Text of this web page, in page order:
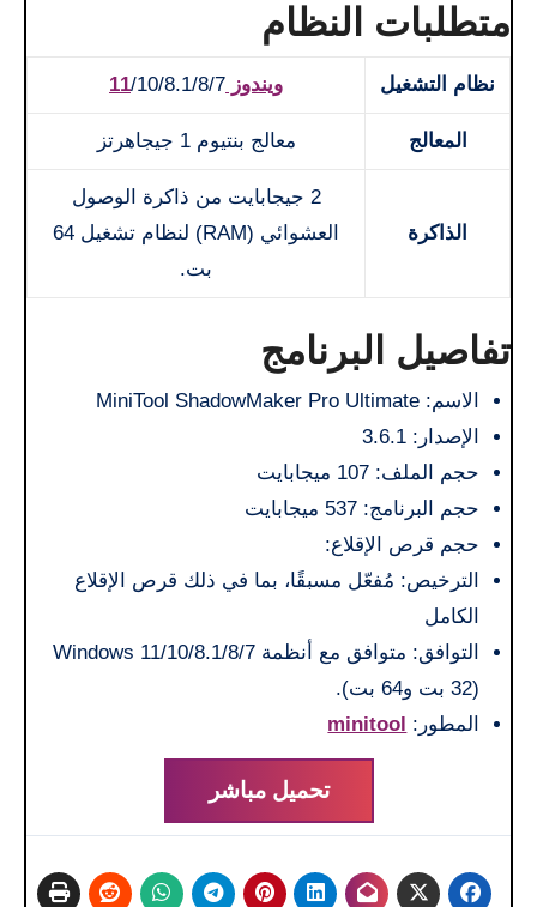
متطلبات النظام
نظام التشغيل ويندوز 11 /10/8.1/8/7
المعالج معالج بنتيوم 1 جيجاهرتز
الذاكرة
2 جيجابايت من ذاكرة الوصول
العشوائي (RAM) لنظام تشغيل 64
بت.
تفاصيل البرنامج
الاسم: MiniTool ShadowMaker Pro Ultimate
الإصدار: 3.6.1
حجم الملف: 107 ميجابايت
حجم البرنامج: 537 ميجابايت
حجم قرص الإقلاع:
الترخيص: مُفعّل مسبقًا، بما في ذلك قرص الإقلاع
الكامل
التوافق: متوافق مع أنظمة Windows 11/10/8.1/8/7
(32 بت و64 بت).
المطور: minitool
تحميل مباشر